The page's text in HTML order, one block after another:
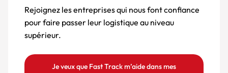
Rejoignez les entreprises qui nous font confiance
pour faire passer leur logistique au niveau
supérieur.
Je veux que Fast Track m’aide dans mes